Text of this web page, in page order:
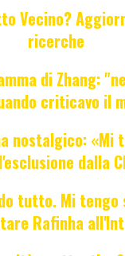
Vecino?
ricerche
di Zhang:
criticavo il
nostalgico: «Mi
dalla
tutto. Mi
Rafinha